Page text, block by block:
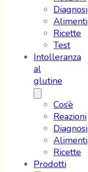
Diagnosi
Alimenti
Ricette
Test
Intolleranza
al
glutine
Cos’è
Reazioni
Diagnosi
Alimenti
Ricette
Prodotti